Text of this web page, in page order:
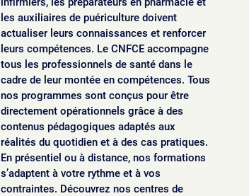
les auxiliaires de puériculture doivent
actualiser leurs connaissances et renforcer
leurs compétences. Le CNFCE accompagne
tous les professionnels de santé dans le
cadre de leur montée en compétences. Tous
nos programmes sont conçus pour être
directement opérationnels grâce à des
contenus pédagogiques adaptés aux
réalités du quotidien et à des cas pratiques.
En présentiel ou à distance, nos formations
s’adaptent à votre rythme et à vos
contraintes. Découvrez nos centres de